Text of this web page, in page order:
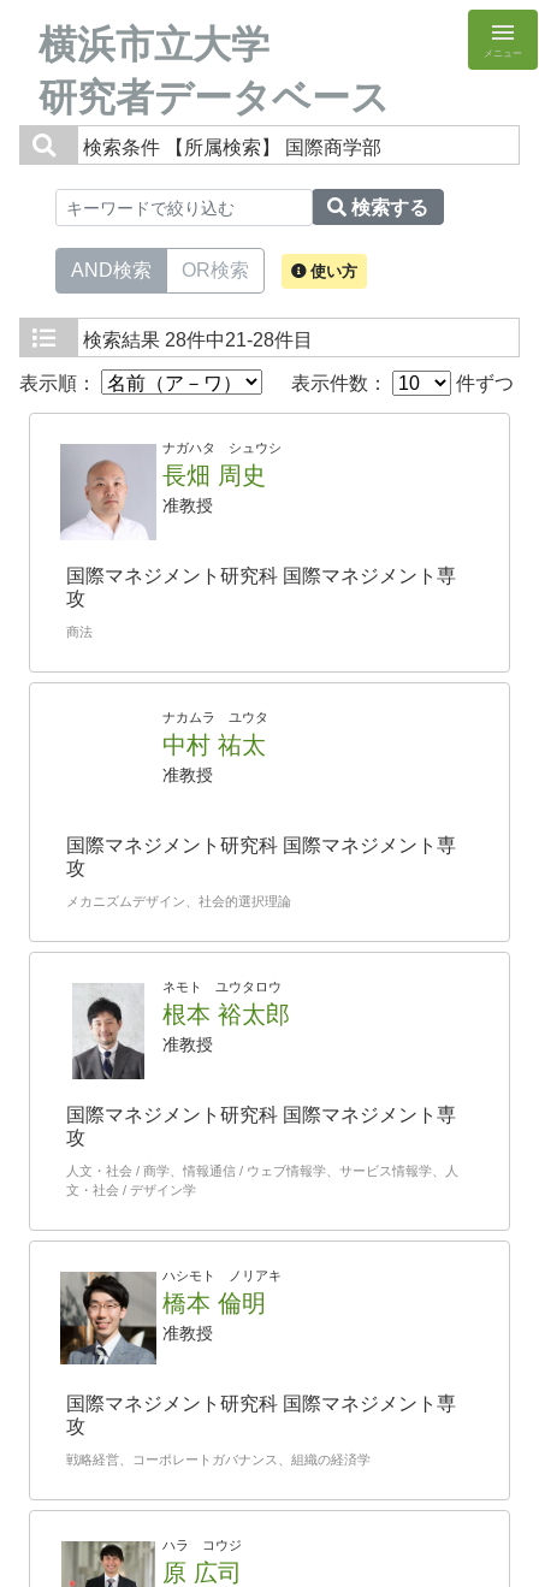
横浜市立大学
研究者データベース
メニュー
検索条件 【所属検索】 国際商学部
検索する
AND検索 OR検索 使い方
検索結果 28件中21-28件目
表示順： 表示件数： 件ずつ
ナガハタ シュウシ
長畑 周史
准教授
国際マネジメント研究科 国際マネジメント専
攻
商法
ナカムラ ユウタ
中村 祐太
准教授
国際マネジメント研究科 国際マネジメント専
攻
メカニズムデザイン、社会的選択理論
ネモト ユウタロウ
根本 裕太郎
准教授
国際マネジメント研究科 国際マネジメント専
攻
人文・社会 / 商学、情報通信 / ウェブ情報学、サービス情報学、人
文・社会 / デザイン学
ハシモト ノリアキ
橋本 倫明
准教授
国際マネジメント研究科 国際マネジメント専
攻
戦略経営、コーポレートガバナンス、組織の経済学
ハラ コウジ
原 広司